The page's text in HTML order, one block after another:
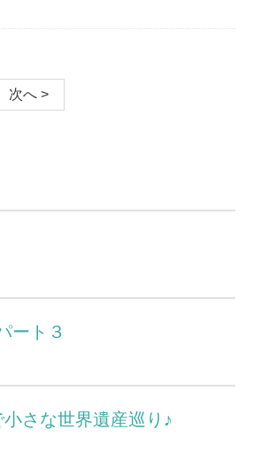
次へ >
ート３
さな世界遺産巡り♪